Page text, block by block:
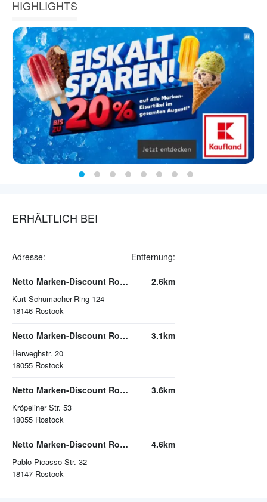
HIGHLIGHTS
ERHÄLTLICH BEI
Adresse: Entfernung:
Netto Marken-Discount Rostock
Kurt-Schumacher-Ring 124
18146 Rostock
2.6km
Netto Marken-Discount Rostock
Herweghstr. 20
18055 Rostock
3.1km
Netto Marken-Discount Rostock
Kröpeliner Str. 53
18055 Rostock
3.6km
Netto Marken-Discount Rostock
Pablo-Picasso-Str. 32
18147 Rostock
4.6km